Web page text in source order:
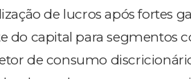
de lucros após fortes
do capital para segmentos
de consumo